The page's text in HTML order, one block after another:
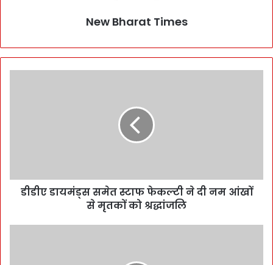
New Bharat Times
डीडीए डायमंड्स समेत स्टाफ फेकल्टी ने दी नम आंखों
से मृतकों को श्रद्धांजलि